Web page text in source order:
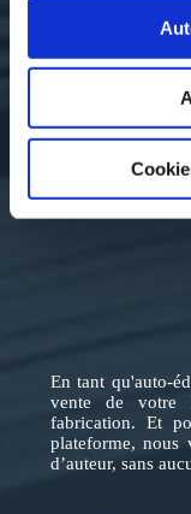
TheBookEdition
vous ?
l’autoédition
En tant qu'auto-
vente de
fabrication. Et
plateforme, nous
d’auteur, sans